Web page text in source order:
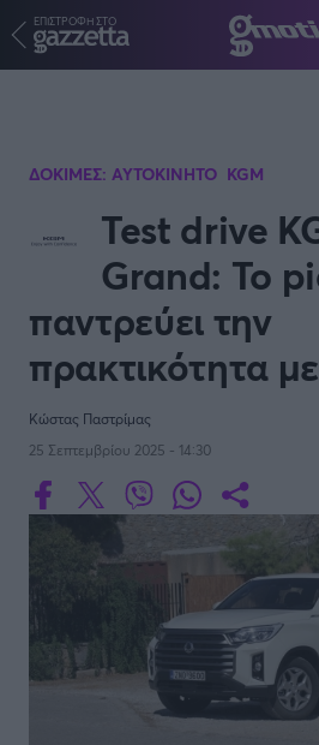
ΕΠΙΣΤΡΟΦΗ ΣΤΟ
ΔΟΚΙΜΕΣ: ΑΥΤΟΚΙΝΗΤΟ KGM
Test drive
Grand: To
παντρεύει την
πρακτικότητα
Κώστας Παστρίμας
25 Σεπτεμβρίου 2025 - 14:30